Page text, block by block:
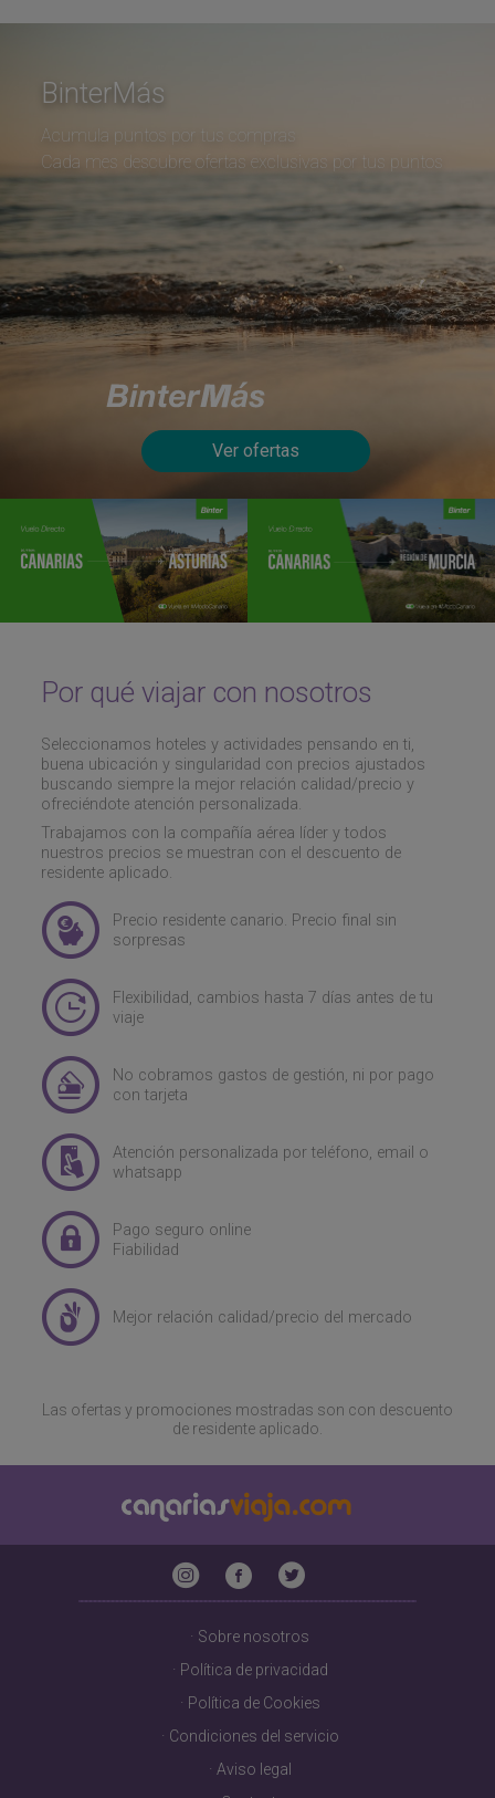
BinterMás
Acumula puntos por tus compras
Cada mes descubre ofertas exclusivas por tus puntos
Ver ofertas
Por qué viajar con nosotros
Seleccionamos hoteles y actividades pensando en ti,
buena ubicación y singularidad con precios ajustados
buscando siempre la mejor relación calidad/precio y
ofreciéndote atención personalizada.
Trabajamos con la compañía aérea líder y todos
nuestros precios se muestran con el descuento de
residente aplicado.
Precio residente canario. Precio final sin
sorpresas
Flexibilidad, cambios hasta 7 días antes de tu
viaje
No cobramos gastos de gestión, ni por pago
con tarjeta
Atención personalizada por teléfono, email o
whatsapp
Pago seguro online
Fiabilidad
Mejor relación calidad/precio del mercado
Las ofertas y promociones mostradas son con descuento
de residente aplicado.
· Sobre nosotros
· Política de privacidad
· Política de Cookies
· Condiciones del servicio
· Aviso legal